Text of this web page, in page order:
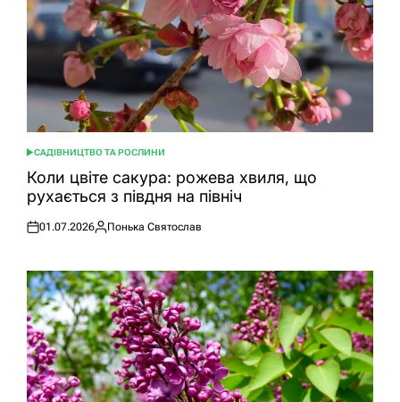
ОПУБЛІКУВАТИ
У
САДІВНИЦТВО ТА РОСЛИНИ
Коли цвіте сакура: рожева хвиля, що
рухається з півдня на північ
Оприлюднено
01.07.2026
Опубліковано
Понька Святослав